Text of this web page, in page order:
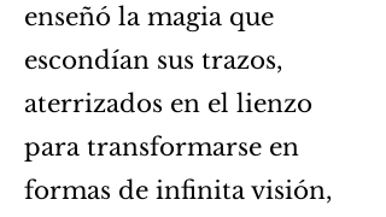
enseñó la magia que
escondían sus trazos,
aterrizados en el lienzo
para transformarse en
formas de infinita visión,